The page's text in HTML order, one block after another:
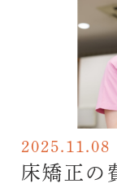
2025.11.08
床矯正の